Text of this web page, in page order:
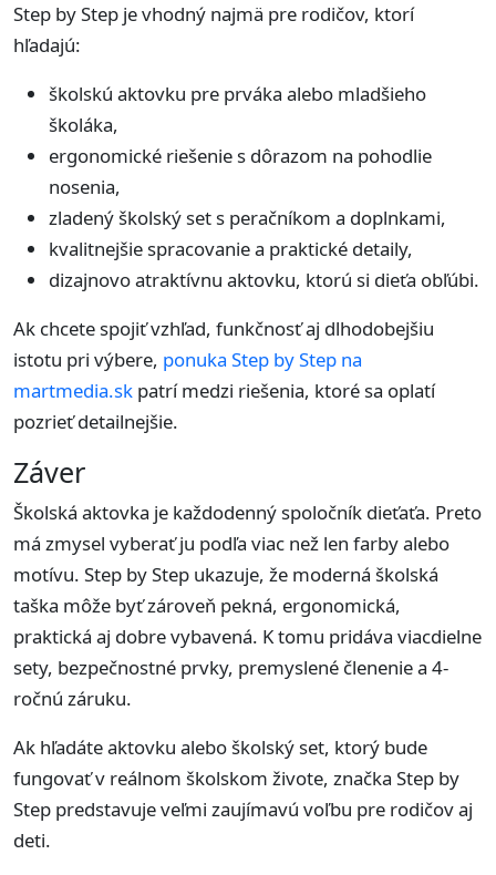
Step by Step je vhodný najmä pre rodičov, ktorí
hľadajú:
školskú aktovku pre prváka alebo mladšieho
školáka,
ergonomické riešenie s dôrazom na pohodlie
nosenia,
zladený školský set s peračníkom a doplnkami,
kvalitnejšie spracovanie a praktické detaily,
dizajnovo atraktívnu aktovku, ktorú si dieťa obľúbi.
Ak chcete spojiť vzhľad, funkčnosť aj dlhodobejšiu
istotu pri výbere, ponuka Step by Step na
martmedia.sk patrí medzi riešenia, ktoré sa oplatí
pozrieť detailnejšie.
Záver
Školská aktovka je každodenný spoločník dieťaťa. Preto
má zmysel vyberať ju podľa viac než len farby alebo
motívu. Step by Step ukazuje, že moderná školská
taška môže byť zároveň pekná, ergonomická,
praktická aj dobre vybavená. K tomu pridáva viacdielne
sety, bezpečnostné prvky, premyslené členenie a 4-
ročnú záruku.
Ak hľadáte aktovku alebo školský set, ktorý bude
fungovať v reálnom školskom živote, značka Step by
Step predstavuje veľmi zaujímavú voľbu pre rodičov aj
deti.